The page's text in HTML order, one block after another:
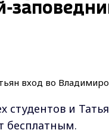
студентов и
бесплатным.